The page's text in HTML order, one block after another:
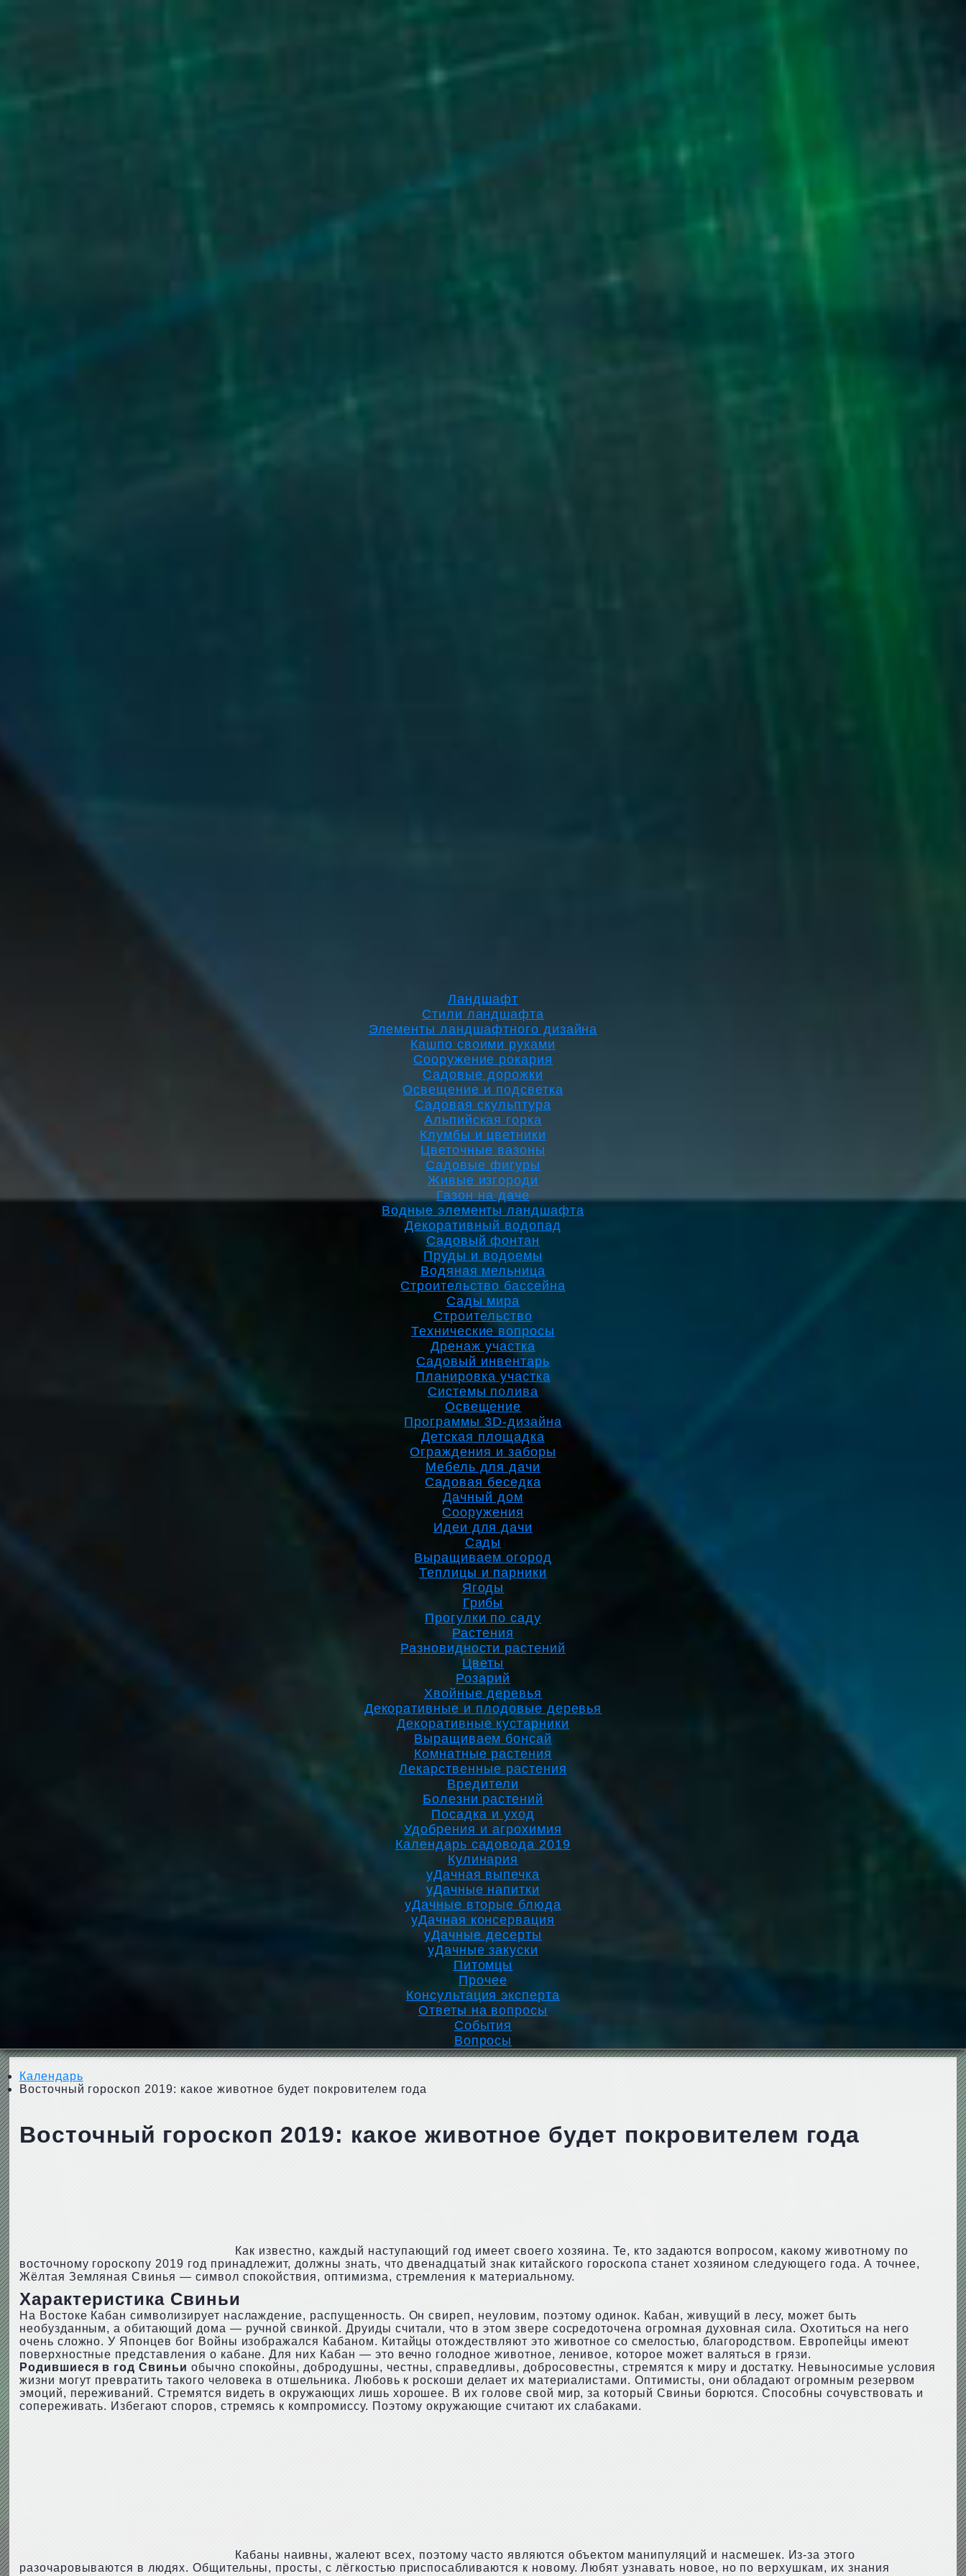
Ландшафт
Стили ландшафта
Элементы ландшафтного дизайна
Кашпо своими руками
Сооружение рокария
Садовые дорожки
Освещение и подсветка
Садовая скульптура
Альпийская горка
Клумбы и цветники
Цветочные вазоны
Садовые фигуры
Живые изгороди
Газон на даче
Водные элементы ландшафта
Декоративный водопад
Садовый фонтан
Пруды и водоемы
Водяная мельница
Строительство бассейна
Сады мира
Строительство
Технические вопросы
Дренаж участка
Садовый инвентарь
Планировка участка
Системы полива
Освещение
Программы 3D-дизайна
Детская площадка
Ограждения и заборы
Мебель для дачи
Садовая беседка
Дачный дом
Сооружения
Идеи для дачи
Сады
Выращиваем огород
Теплицы и парники
Ягоды
Грибы
Прогулки по саду
Растения
Разновидности растений
Цветы
Розарий
Хвойные деревья
Декоративные и плодовые деревья
Декоративные кустарники
Выращиваем бонсай
Комнатные растения
Лекарственные растения
Вредители
Болезни растений
Посадка и уход
Удобрения и агрохимия
Календарь садовода 2019
Кулинария
уДачная выпечка
уДачные напитки
уДачные вторые блюда
уДачная консервация
уДачные десерты
уДачные закуски
Питомцы
Прочее
Консультация эксперта
Ответы на вопросы
События
Вопросы
Календарь
Восточный гороскоп 2019: какое животное будет покровителем года
Восточный гороскоп 2019: какое животное будет покровителем года
Как известно, каждый наступающий год имеет своего хозяина. Те, кто задаются вопросом, какому животному по
восточному гороскопу 2019 год принадлежит, должны знать, что двенадцатый знак китайского гороскопа станет хозяином следующего года. А точнее,
Жёлтая Земляная Свинья — символ спокойствия, оптимизма, стремления к материальному.
Характеристика Свиньи
На Востоке Кабан символизирует наслаждение, распущенность. Он свиреп, неуловим, поэтому одинок. Кабан, живущий в лесу, может быть
необузданным, а обитающий дома — ручной свинкой. Друиды считали, что в этом звере сосредоточена огромная духовная сила. Охотиться на него
очень сложно. У Японцев бог Войны изображался Кабаном. Китайцы отождествляют это животное со смелостью, благородством. Европейцы имеют
поверхностные представления о кабане. Для них Кабан — это вечно голодное животное, ленивое, которое может валяться в грязи.
Родившиеся в год Свиньи обычно спокойны, добродушны, честны, справедливы, добросовестны, стремятся к миру и достатку. Невыносимые условия
жизни могут превратить такого человека в отшельника. Любовь к роскоши делает их материалистами. Оптимисты, они обладают огромным резервом
эмоций, переживаний. Стремятся видеть в окружающих лишь хорошее. В их голове свой мир, за который Свиньи борются. Способны сочувствовать и
сопереживать. Избегают споров, стремясь к компромиссу. Поэтому окружающие считают их слабаками.
Кабаны наивны, жалеют всех, поэтому часто являются объектом манипуляций и насмешек. Из-за этого
разочаровываются в людях. Общительны, просты, с лёгкостью приспосабливаются к новому. Любят узнавать новое, но по верхушкам, их знания